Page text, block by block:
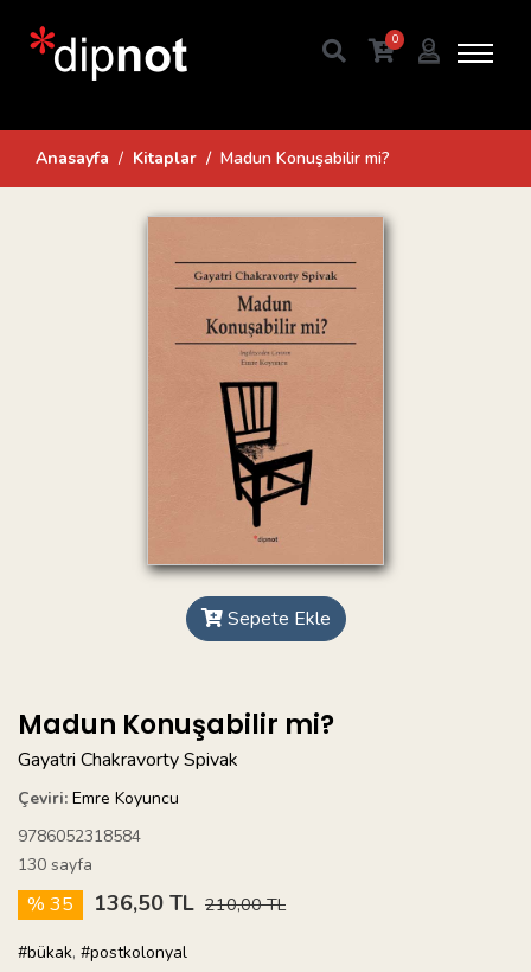
0
Anasayfa Kitaplar Madun Konuşabilir mi?
Sepete Ekle
Madun Konuşabilir mi?
Gayatri Chakravorty Spivak
Çeviri: Emre Koyuncu
9786052318584
130 sayfa
% 35 136,50 TL 210,00 TL
#bükak, #postkolonyal